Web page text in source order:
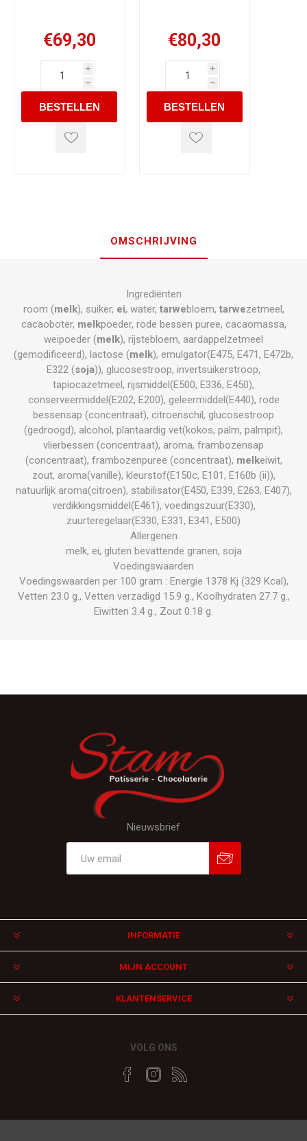
€69,30
i
h
€80,30
i
h
OMSCHRIJVING
Ingrediënten
room (melk), suiker, ei, water, tarwebloem, tarwezetmeel,
cacaoboter, melkpoeder, rode bessen puree, cacaomassa,
weipoeder (melk), rijstebloem, aardappelzetmeel
(gemodificeerd), lactose (melk), emulgator(E475, E471, E472b,
E322 (soja)), glucosestroop, invertsuikerstroop,
tapiocazetmeel, rijsmiddel(E500, E336, E450),
conserveermiddel(E202, E200), geleermiddel(E440), rode
bessensap (concentraat), citroenschil, glucosestroop
(gedroogd), alcohol, plantaardig vet(kokos, palm, palmpit),
vlierbessen (concentraat), aroma, frambozensap
(concentraat), frambozenpuree (concentraat), melkeiwit,
zout, aroma(vanille), kleurstof(E150c, E101, E160b (ii)),
natuurlijk aroma(citroen), stabilisator(E450, E339, E263, E407),
verdikkingsmiddel(E461), voedingszuur(E330),
zuurteregelaar(E330, E331, E341, E500)
Allergenen
melk, ei, gluten bevattende granen, soja
Voedingswaarden
Voedingswaarden per 100 gram : Energie 1378 Kj (329 Kcal),
Vetten 23.0 g., Vetten verzadigd 15.9 g., Koolhydraten 27.7 g.,
Eiwitten 3.4 g., Zout 0.18 g.
Nieuwsbrief
INFORMATIE
MIJN ACCOUNT
KLANTENSERVICE
VOLG ONS